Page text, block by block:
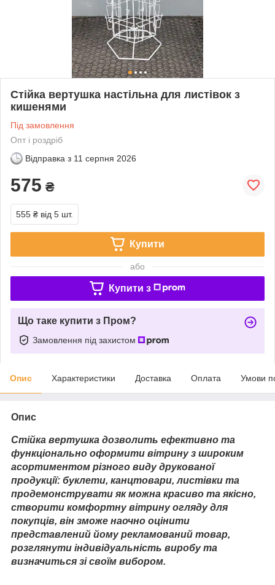
Стійка вертушка настільна для листівок з
кишенями
Під замовлення
Опт і роздріб
Відправка з 11 серпня 2026
575 ₴
555 ₴ від 5 шт.
Купити
або
Купити з
Що таке купити з Пром?
Замовлення під захистом
Опис Характеристики Доставка Оплата Умови
Опис
Стійка вертушка дозволить ефективно та
функціонально оформити вітрину з широким
асортиментом різного виду друкованої
продукції: буклети, канцтовари, листівки та
продемонструвати як можна красиво та якісно,
створити комфортну вітрину огляду для
покупців, він зможе наочно оцінити
представлений йому рекламований товар,
розглянути індивідуальність виробу та
визначиться зі своїм вибором.